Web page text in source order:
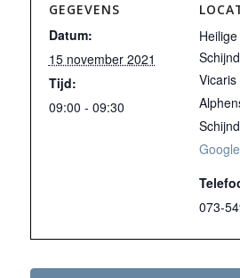
GEGEVENS
Datum:
15 november 2021
Tijd:
09:00 - 09:30
Vicaris
073-